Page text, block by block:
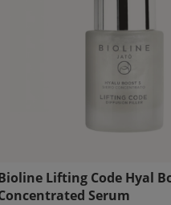
Lifting Code Hyal
Serum